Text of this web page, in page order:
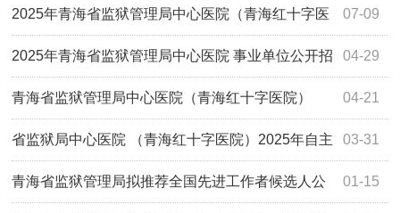
知
医院）2025年面向社会公开招聘编制内医疗卫生人员（含考
核岗）面试总成绩及体检人员名单的通知
07-09
2025年青海省监狱管理局中心医院（青海红十字医
院）面向社会公开招聘编制内医疗卫生人员（含考核岗）面
试通知
04-29
2025年青海省监狱管理局中心医院 事业单位公开招
聘工作人员（考核聘用）拟聘用人员公示 04-21
青海省监狱管理局中心医院（青海红十字医院）
2025年公开招聘事业单位工作人员 （考核聘用）体检结果
公示
03-31
省监狱局中心医院 （青海红十字医院）2025年自主
招聘（考核聘用）事业单位工作人员公告 01-15
青海省监狱管理局拟推荐全国先进工作者候选人公